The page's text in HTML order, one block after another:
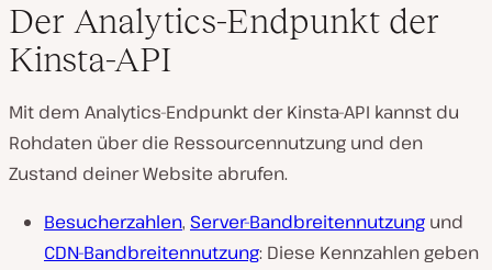
Der Analytics-Endpunkt der
Kinsta-API
Mit dem Analytics-Endpunkt der Kinsta-API kannst du
Rohdaten über die Ressourcennutzung und den
Zustand deiner Website abrufen.
Besucherzahlen, Server-Bandbreitennutzung und
CDN-Bandbreitennutzung: Diese Kennzahlen geben